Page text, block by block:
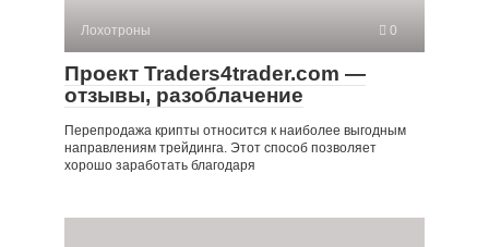
Лохотроны 0
Проект Traders4trader.com —
отзывы, разоблачение
Перепродажа крипты относится к наиболее выгодным
направлениям трейдинга. Этот способ позволяет
хорошо заработать благодаря